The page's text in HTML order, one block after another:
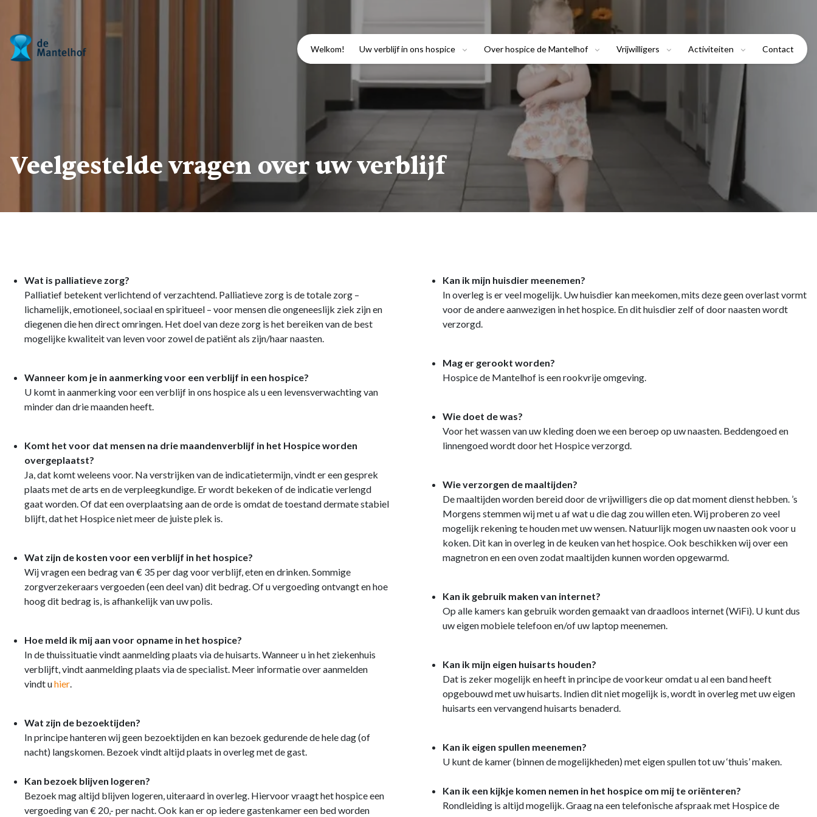
- Home pagina
Welkom! Uw verblijf in ons hospice Over hospice de Mantelhof Vrijwilligers Activiteiten Contact
Veelgestelde vragen over uw verblijf
Wat is palliatieve zorg?
Palliatief betekent verlichtend of verzachtend. Palliatieve zorg is de totale zorg –
lichamelijk, emotioneel, sociaal en spiritueel – voor mensen die ongeneeslijk ziek zijn en
diegenen die hen direct omringen. Het doel van deze zorg is het bereiken van de best
mogelijke kwaliteit van leven voor zowel de patiënt als zijn/haar naasten.
Wanneer kom je in aanmerking voor een verblijf in een hospice?
U komt in aanmerking voor een verblijf in ons hospice als u een levensverwachting van
minder dan drie maanden heeft.
Komt het voor dat mensen na drie maandenverblijf in het Hospice worden
overgeplaatst?
Ja, dat komt weleens voor. Na verstrijken van de indicatietermijn, vindt er een gesprek
plaats met de arts en de verpleegkundige. Er wordt bekeken of de indicatie verlengd
gaat worden. Of dat een overplaatsing aan de orde is omdat de toestand dermate stabiel
blijft, dat het Hospice niet meer de juiste plek is.
Wat zijn de kosten voor een verblijf in het hospice?
Wij vragen een bedrag van € 35 per dag voor verblijf, eten en drinken. Sommige
zorgverzekeraars vergoeden (een deel van) dit bedrag. Of u vergoeding ontvangt en hoe
hoog dit bedrag is, is afhankelijk van uw polis.
Hoe meld ik mij aan voor opname in het hospice?
In de thuissituatie vindt aanmelding plaats via de huisarts. Wanneer u in het ziekenhuis
verblijft, vindt aanmelding plaats via de specialist. Meer informatie over aanmelden
vindt uhier.
Wat zijn de bezoektijden?
In principe hanteren wij geen bezoektijden en kan bezoek gedurende de hele dag (of
nacht) langskomen. Bezoek vindt altijd plaats in overleg met de gast.
Kan bezoek blijven logeren?
Bezoek mag altijd blijven logeren, uiteraard in overleg. Hiervoor vraagt het hospice een
vergoeding van € 20,- per nacht. Ook kan er op iedere gastenkamer een bed worden
Kan ik mijn huisdier meenemen?
In overleg is er veel mogelijk. Uw huisdier kan meekomen, mits deze geen overlast vormt
voor de andere aanwezigen in het hospice. En dit huisdier zelf of door naasten wordt
verzorgd.
Mag er gerookt worden?
Hospice de Mantelhof is een rookvrije omgeving.
Wie doet de was?
Voor het wassen van uw kleding doen we een beroep op uw naasten. Beddengoed en
linnengoed wordt door het Hospice verzorgd.
Wie verzorgen de maaltijden?
De maaltijden worden bereid door de vrijwilligers die op dat moment dienst hebben. ’s
Morgens stemmen wij met u af wat u die dag zou willen eten. Wij proberen zo veel
mogelijk rekening te houden met uw wensen. Natuurlijk mogen uw naasten ook voor u
koken. Dit kan in overleg in de keuken van het hospice. Ook beschikken wij over een
magnetron en een oven zodat maaltijden kunnen worden opgewarmd.
Kan ik gebruik maken van internet?
Op alle kamers kan gebruik worden gemaakt van draadloos internet (WiFi). U kunt dus
uw eigen mobiele telefoon en/of uw laptop meenemen.
Kan ik mijn eigen huisarts houden?
Dat is zeker mogelijk en heeft in principe de voorkeur omdat u al een band heeft
opgebouwd met uw huisarts. Indien dit niet mogelijk is, wordt in overleg met uw eigen
huisarts een vervangend huisarts benaderd.
Kan ik eigen spullen meenemen?
U kunt de kamer (binnen de mogelijkheden) met eigen spullen tot uw ‘thuis’ maken.
Kan ik een kijkje komen nemen in het hospice om mij te oriënteren?
Rondleiding is altijd mogelijk. Graag na een telefonische afspraak met Hospice de